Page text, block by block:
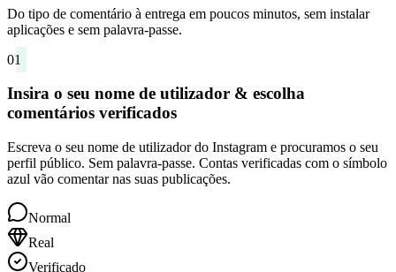
Do tipo de comentário à entrega em poucos minutos, sem instalar
aplicações e sem palavra-passe.
01
Insira o seu nome de utilizador & escolha
comentários verificados
Escreva o seu nome de utilizador do Instagram e procuramos o seu
perfil público. Sem palavra-passe. Contas verificadas com o símbolo
azul vão comentar nas suas publicações.
Normal
Real
Verificado